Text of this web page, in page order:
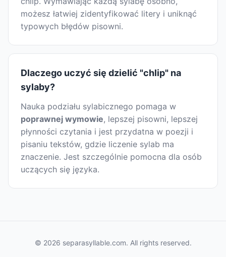
możesz łatwiej zidentyfikować litery i uniknąć
typowych błędów pisowni.
Dlaczego uczyć się dzielić "chlip" na
sylaby?
Nauka podziału sylabicznego pomaga w
poprawnej wymowie, lepszej pisowni, lepszej
płynności czytania i jest przydatna w poezji i
pisaniu tekstów, gdzie liczenie sylab ma
znaczenie. Jest szczególnie pomocna dla osób
uczących się języka.
© 2026 separasyllable.com. All rights reserved.